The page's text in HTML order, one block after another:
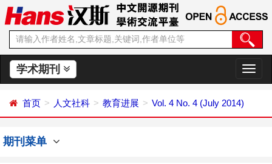
学术期刊
切
换
首页 人文社科 教育进展 Vol. 4 No. 4 (July 2014)
期刊菜单